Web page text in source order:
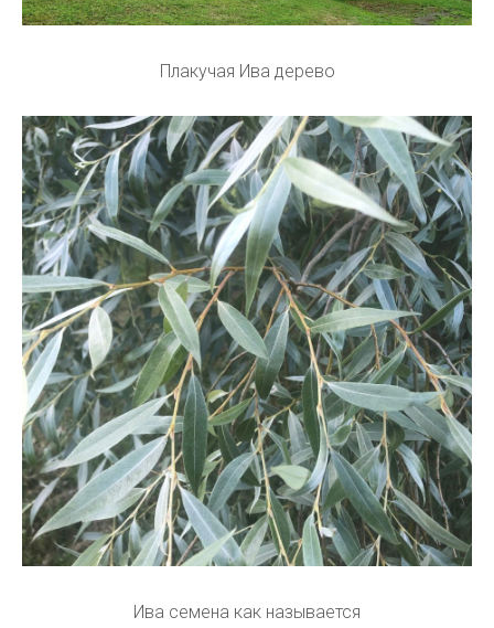
Плакучая Ива дерево
Ива семена как называется